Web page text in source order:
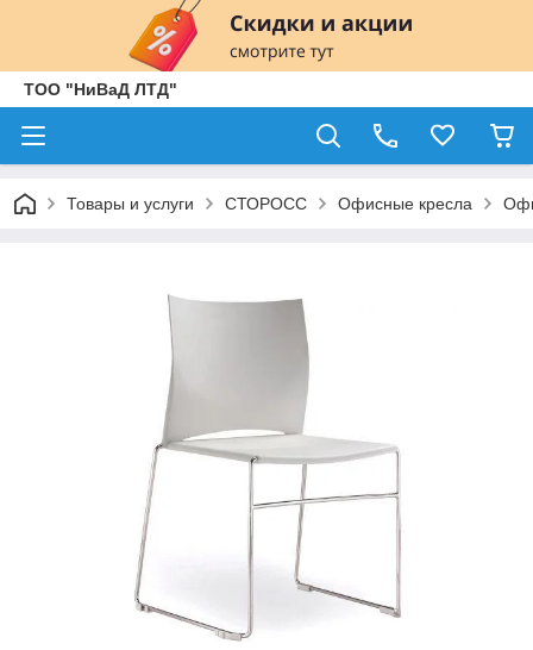
ТОО "НиВаД ЛТД"
Товары и услуги СТОРОСС Офисные кресла